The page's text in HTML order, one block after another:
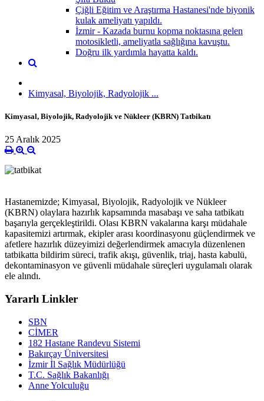
Çiğli Eğitim ve Araştırma Hastanesi'nde biyonik
kulak ameliyatı yapıldı.
İzmir - Kazada burnu kopma noktasına gelen
motosikletli, ameliyatla sağlığına kavuştu.
Doğru ilk yardımla hayatta kaldı.
Kimyasal, Biyolojik, Radyolojik ...
Kimyasal, Biyolojik, Radyolojik ve Nükleer (KBRN) Tatbikatı
25 Aralık 2025
Hastanemizde; Kimyasal, Biyolojik, Radyolojik ve Nükleer
(KBRN) olaylara hazırlık kapsamında masabaşı ve saha tatbikatı
başarıyla gerçekleştirildi. Olası KBRN vakalarına karşı müdahale
kapasitemizi artırmak, ekipler arası koordinasyonu güçlendirmek ve
afetlere hazırlık düzeyimizi değerlendirmek amacıyla düzenlenen
tatbikatta bildirim süreci, trafik akışı, güvenlik, triaj, hasta kabulü,
dekontaminasyon ve güvenli müdahale süreçleri uygulamalı olarak
ele alındı.
Yararlı Linkler
SBN
CİMER
182 Hastane Randevu Sistemi
Bakırçay Üniversitesi
İzmir İl Sağlık Müdürlüğü
T.C. Sağlık Bakanlığı
Anne Yolculuğu